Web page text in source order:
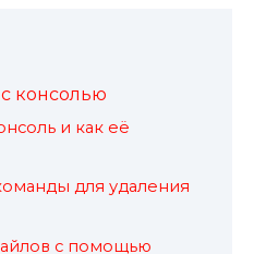
консолью
и как её
для удаления
с помощью